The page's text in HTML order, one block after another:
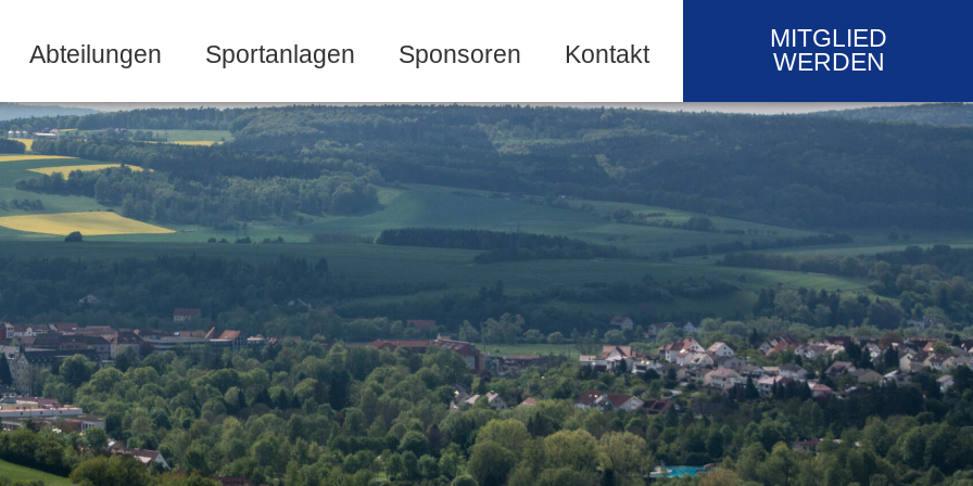
Abteilungen Sportanlagen Sponsoren Kontakt
MITGLIED
WERDEN